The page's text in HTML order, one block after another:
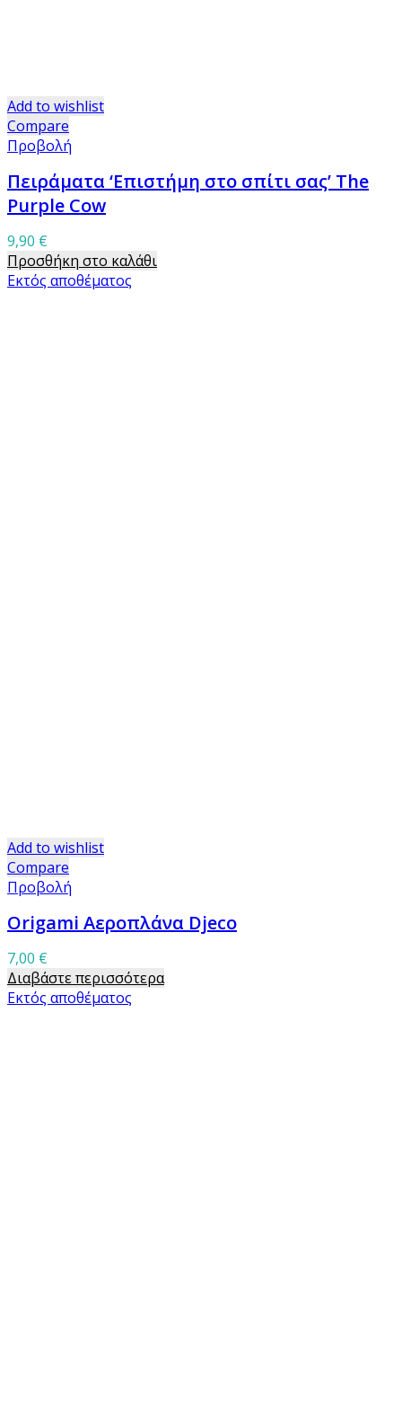
Add to wishlist
Compare
Προβολή
Πειράματα ‘Επιστήμη στο σπίτι σας’ The
Purple Cow
9,90 €
Προσθήκη στο καλάθι
Εκτός αποθέματος
Add to wishlist
Compare
Προβολή
Origami Αεροπλάνα Djeco
7,00 €
Διαβάστε περισσότερα
Εκτός αποθέματος